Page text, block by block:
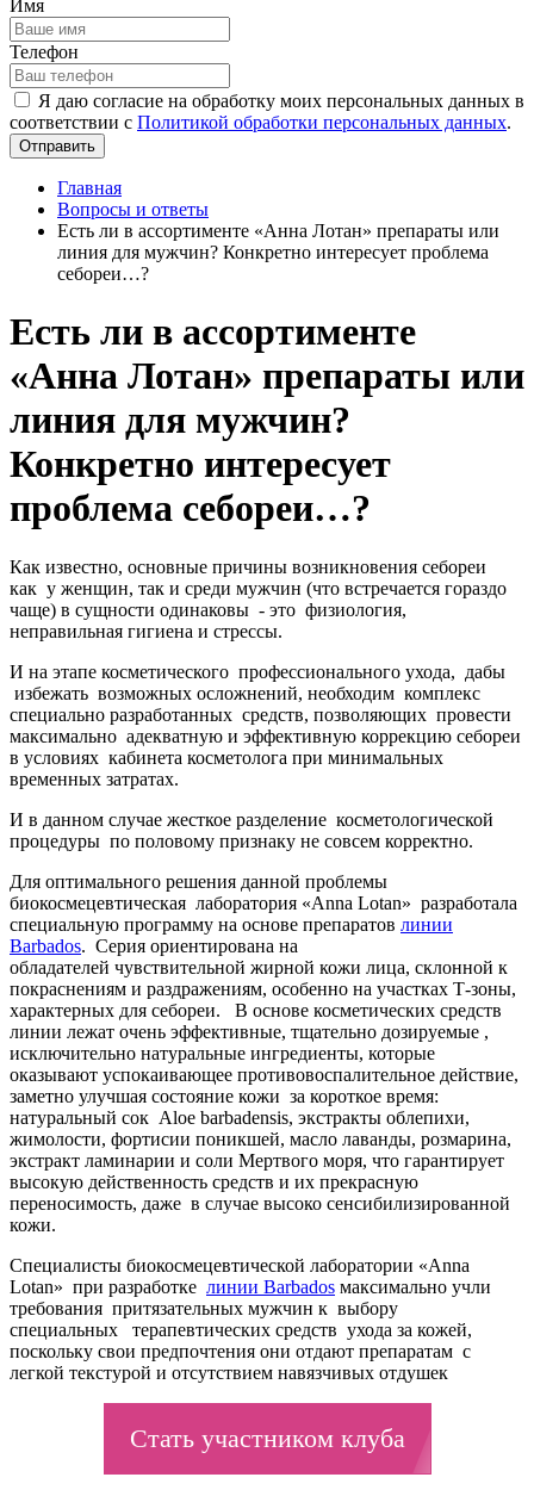
Имя
Телефон
Я даю согласие на обработку моих персональных данных в
соответствии с Политикой обработки персональных данных.
Отправить
Главная
Вопросы и ответы
Есть ли в ассортименте «Анна Лотан» препараты или
линия для мужчин? Конкретно интересует проблема
себореи…?
Есть ли в ассортименте
«Анна Лотан» препараты или
линия для мужчин?
Конкретно интересует
проблема себореи…?
Как известно, основные причины возникновения себореи
как у женщин, так и среди мужчин (что встречается гораздо
чаще) в сущности одинаковы - это физиология,
неправильная гигиена и стрессы.
И на этапе косметического профессионального ухода, дабы
избежать возможных осложнений, необходим комплекс
специально разработанных средств, позволяющих провести
максимально адекватную и эффективную коррекцию себореи
в условиях кабинета косметолога при минимальных
временных затратах.
И в данном случае жесткое разделение косметологической
процедуры по половому признаку не совсем корректно.
Для оптимального решения данной проблемы
биокосмецевтическая лаборатория «Anna Lotan» разработала
специальную программу на основе препаратов линии
Barbados. Серия ориентирована на
обладателей чувствительной жирной кожи лица, склонной к
покраснениям и раздражениям, особенно на участках Т-зоны,
характерных для себореи. В основе косметических средств
линии лежат очень эффективные, тщательно дозируемые ,
исключительно натуральные ингредиенты, которые
оказывают успокаивающее противовоспалительное действие,
заметно улучшая состояние кожи за короткое время:
натуральный сок Aloe barbadensis, экстракты облепихи,
жимолости, фортисии поникшей, масло лаванды, розмарина,
экстракт ламинарии и соли Мертвого моря, что гарантирует
высокую действенность средств и их прекрасную
переносимость, даже в случае высоко сенсибилизированной
кожи.
Специалисты биокосмецевтической лаборатории «Anna
Lotan» при разработке линии Barbados максимально учли
требования притязательных мужчин к выбору
специальных терапевтических средств ухода за кожей,
поскольку свои предпочтения они отдают препаратам с
легкой текстурой и отсутствием навязчивых отдушек
Стать участником клуба